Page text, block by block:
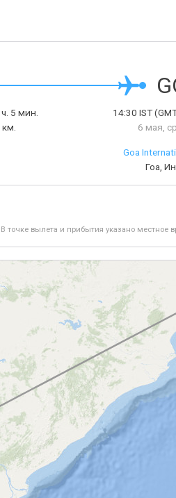
5 мин.
14:30IST
6 мая,
Goa
Гоа,
точке вылета и прибытия указано местное